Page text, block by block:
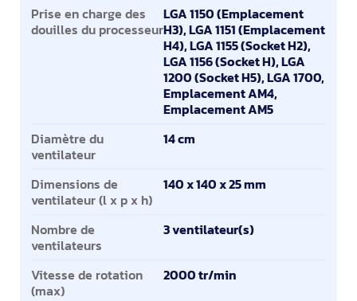
Prise en charge des
douilles du processeur
LGA 1150 (Emplacement
H3), LGA 1151 (Emplacement
H4), LGA 1155 (Socket H2),
LGA 1156 (Socket H), LGA
1200 (Socket H5), LGA 1700,
Emplacement AM4,
Emplacement AM5
Diamètre du
ventilateur
14 cm
Dimensions de
ventilateur (l x p x h)
140 x 140 x 25 mm
Nombre de
ventilateurs
3 ventilateur(s)
Vitesse de rotation
(max)
2000 tr/min